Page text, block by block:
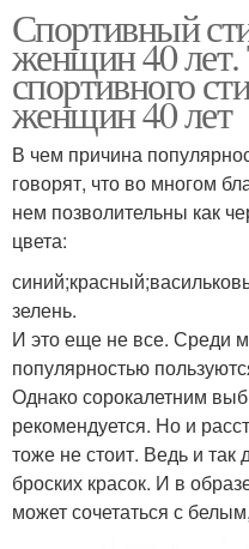
Спортивный
женщин 40 лет.
спортивного
женщин 40 лет
В чем причина
говорят, что во многом
нем позволительны как
цвета:
зелень.
И это еще не все. Среди
популярностью
Однако сорокалетним
рекомендуется. Но и
тоже не стоит. Ведь и так
броских красок. И в
может сочетаться с